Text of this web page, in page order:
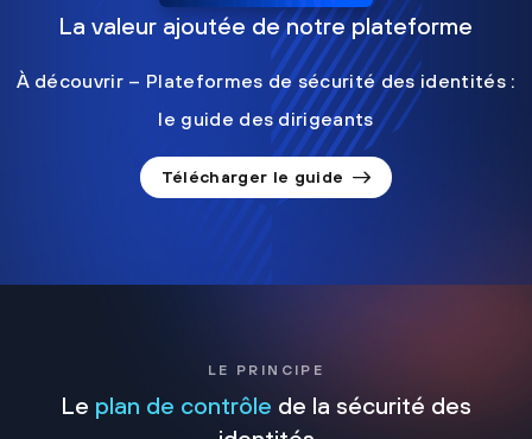
La valeur ajoutée de notre plateforme
À découvrir – Plateformes de sécurité des identités :
le guide des dirigeants
Télécharger le guide
LE PRINCIPE
Le plan de contrôle de la sécurité des